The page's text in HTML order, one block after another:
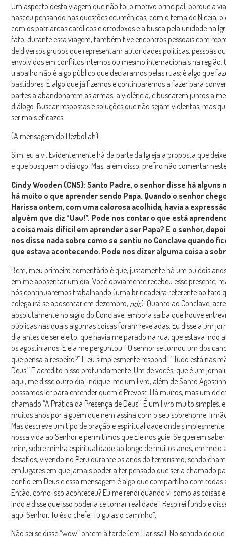
Um aspecto desta viagem que não foi o motivo principal, porque a
nasceu pensando nas questões ecumênicas, com o tema de Niceia,
com os patriarcas católicos e ortodoxos e a busca pela unidade na
fato, durante esta viagem, também tive encontros pessoais com
de diversos grupos que representam autoridades políticas, pessoas
envolvidos em conflitos internos ou mesmo internacionais na região.
trabalho não é algo público que declaramos pelas ruas; é algo que
bastidores. É algo que já fizemos e continuaremos a fazer para
partes a abandonarem as armas, a violência, e buscarem juntos a
diálogo. Buscar respostas e soluções que não sejam violentas, mas
ser mais eficazes.
(A mensagem do Hezbollah)
Sim, eu a vi. Evidentemente há da parte da Igreja a proposta que
e que busquem o diálogo. Mas, além disso, prefiro não comentar
Cindy Wooden (CNS): Santo Padre, o senhor disse há alguns
há muito o que aprender sendo Papa. Quando o senhor
Harissa ontem, com uma calorosa acolhida, havia a
alguém que diz “Uau!”. Pode nos contar o que está
a coisa mais difícil em aprender a ser Papa? E o senhor,
nos disse nada sobre como se sentiu no Conclave quando
que estava acontecendo. Pode nos dizer alguma coisa a
Bem, meu primeiro comentário é que, justamente há um ou dois
em me aposentar um dia. Você obviamente recebeu esse presente,
nós continuaremos trabalhando (uma brincadeira referente ao fato
colega irá se aposentar em dezembro, ndr.). Quanto ao Conclave,
absolutamente no sigilo do Conclave, embora saiba que houve
públicas nas quais algumas coisas foram reveladas. Eu disse a um
dia antes de ser eleito, que havia me parado na rua, que estava indo
os agostinianos. E ela me perguntou: “O senhor se tornou um dos
que pensa a respeito?” E eu simplesmente respondi: “Tudo está nas
Deus.” E acredito nisso profundamente. Um de vocês, que é um
aqui, me disse outro dia: indique-me um livro, além de Santo
possamos ler para entender quem é Prevost. Há muitos, mas um
chamado “A Prática da Presença de Deus”. É um livro muito simples,
muitos anos por alguém que nem assina com o seu sobrenome,
Mas descreve um tipo de oração e espiritualidade onde
nossa vida ao Senhor e permitimos que Ele nos guie. Se querem
mim, sobre minha espiritualidade ao longo de muitos anos, em meio
desafios, vivendo no Peru durante os anos do terrorismo, sendo
em lugares em que jamais poderia ter pensado que seria chamado
confio em Deus e essa mensagem é algo que compartilho com todas
Então, como isso aconteceu? Eu me rendi quando vi como as coisas
indo e disse que isso poderia se tornar realidade”. Respirei fundo e
aqui Senhor, Tu és o chefe, Tu guias o caminho”.
Não sei se disse “wow” ontem à tarde (em Harissa). No sentido de